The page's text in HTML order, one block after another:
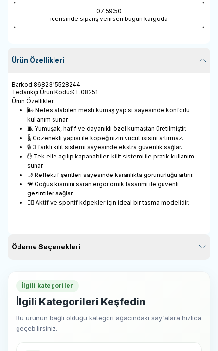
07:59:50
içerisinde sipariş verirsen bugün kargoda
Ürün Özellikleri
Barkod:8682315528244
Tedarikçi Ürün Kodu:KT.08251
Ürün Özellikleri
🌬️ Nefes alabilen mesh kumaş yapısı sayesinde konforlu
kullanım sunar.
🧵 Yumuşak, hafif ve dayanıklı özel kumaştan üretilmiştir.
🌡️ Gözenekli yapısı ile köpeğinizin vücut ısısını artırmaz.
🔒 3 farklı kilit sistemi sayesinde ekstra güvenlik sağlar.
✋ Tek elle açılıp kapanabilen kilit sistemi ile pratik kullanım
sunar.
🌙 Reflektif şeritleri sayesinde karanlıkta görünürlüğü artırır.
🦮 Göğüs kısmını saran ergonomik tasarımı ile güvenli
gezintiler sağlar.
🏃‍♂️ Aktif ve sportif köpekler için ideal bir tasma modelidir.
Ödeme Seçenekleri
İlgili kategoriler
İlgili Kategorileri Keşfedin
Bu ürünün bağlı olduğu kategori ağacındaki sayfalara hızlıca
geçebilirsiniz.